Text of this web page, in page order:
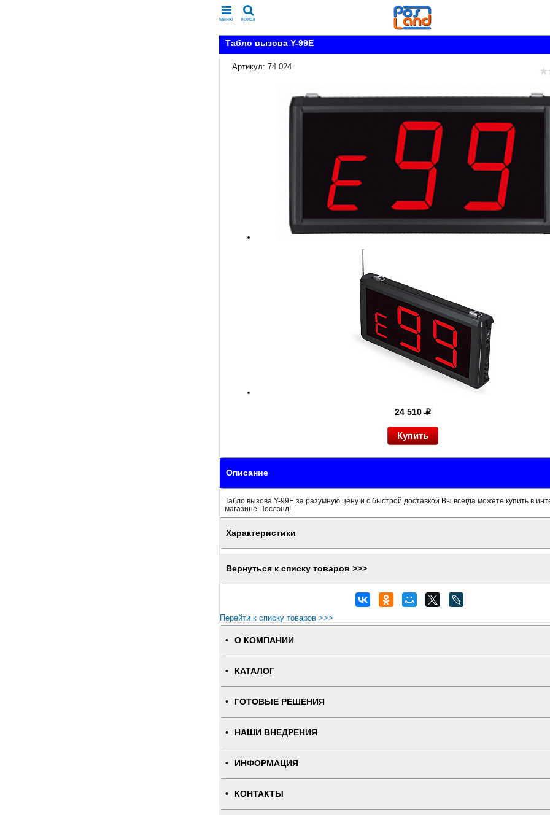
меню поиск
Табло вызова Y-99E
Артикул: 74 024
24 510p
Описание
Табло вызова Y-99E за разумную цену и с быстрой доставкой Вы всегда можете купить в
магазине Послэнд!
Характеристики
Вернуться к списку товаров >>>
Перейти к списку товаров >>>
О КОМПАНИИ
КАТАЛОГ
ГОТОВЫЕ РЕШЕНИЯ
НАШИ ВНЕДРЕНИЯ
ИНФОРМАЦИЯ
КОНТАКТЫ